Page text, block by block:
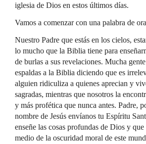
iglesia de Dios en estos últimos días.
Vamos a comenzar con una palabra de
Nuestro Padre que estás en los cielos,
lo mucho que la Biblia tiene para
de burlas a sus revelaciones. Mucha
espaldas a la Biblia diciendo que es
alguien ridiculiza a quienes aprecian y
sagradas, mientras que nosotros la
y más profética que nunca antes. Padre,
nombre de Jesús envíanos tu Espíritu
enseñe las cosas profundas de Dios y
medio de la oscuridad moral de este